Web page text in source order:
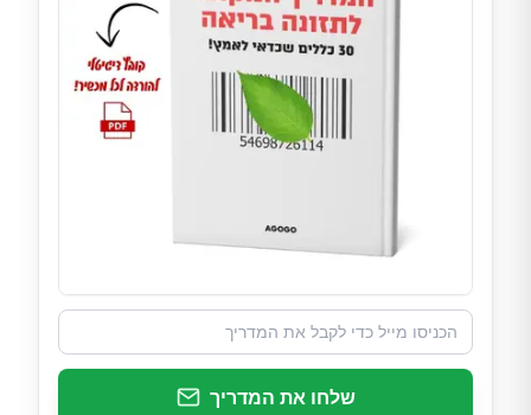
שלחו את המדריך